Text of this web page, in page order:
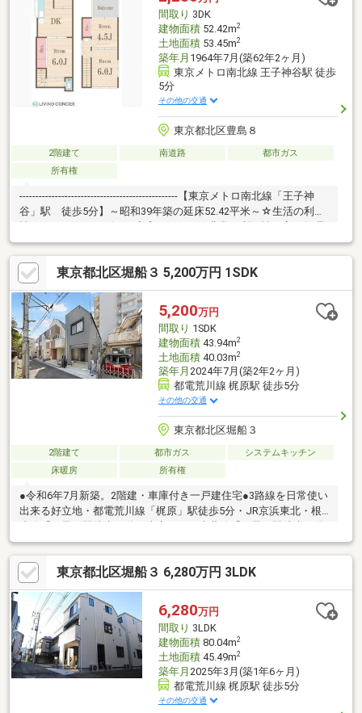
間取り 3DK
建物面積52.42m2
土地面積53.45m2
築年月 1964年7月(築62年2ヶ月)
東京メトロ南北線 王子神谷駅 徒歩
5分
その他の交通
東京都北区豊島８
2階建て 南道路
都市ガス
所有権
-------------------------------------------------【東京メトロ南北線「王子神
谷」駅 徒歩5分】～昭和39年築の延床52.42平米～☆生活の利便
性スーパーやコンビニが充実しており、非常に利便性の高い住環
境です。東京メトロ南北線「王子神谷」駅が近く、都心へのアク
セスが良いです。☆街の雰囲気都心部へのアクセスが良い場所に
ありながら、街並みは落ち着いており、のどかに暮らせる雰囲気
です。プランやリフォーム提案も可能なので、是非一度お問い合
わせください♪ぜひ、お気軽にお問合せ下さい♪
東京都北区堀船３ 5,200万円 1SDK
5,200万円
間取り 1SDK
建物面積43.94m2
土地面積40.03m2
築年月 2024年7月(築2年2ヶ月)
都電荒川線 梶原駅 徒歩5分
その他の交通
東京都北区堀船３
2階建て 都市ガス
システムキッチン
床暖房
所有権
●令和6年7月新築。2階建・車庫付き一戸建住宅●3路線を日常使い
出来る好立地・都電荒川線「梶原」駅徒歩5分・JR京浜東北・根
●ダイニングキッチン、洋室・サービスルーム（納戸）には窓が2
つある等、開口部が多い設計プランニング。●約5.1帖のルーフバ
ルコニーは日当たり良好。洗濯物がよく乾きます。・プランター
でお花を育てる、ベンチを置いてリラックススペースとしても利
用できます。●壁付のシステムキッチンは食器洗浄乾燥機搭載。
吊戸棚付きで収納豊富。●お部屋を足元から暖める床暖房機能搭
載。
東京都北区堀船３ 6,280万円 3LDK
6,280万円
間取り 3LDK
建物面積80.04m2
土地面積45.49m2
築年月 2025年3月(築1年6ヶ月)
都電荒川線 梶原駅 徒歩5分
その他の交通